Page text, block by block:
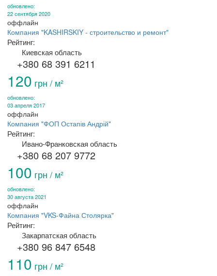
обновлено:
22 сентября 2020
оффлайн
Компания "KASHIRSKIY - строительство и ремонт"
Рейтинг:
Киевская область
+380 68 391 6211
120 грн / м²
обновлено:
03 апреля 2017
оффлайн
Компания "ФОП Остапів Андрій"
Рейтинг:
Ивано-Франковская область
+380 68 207 9772
100 грн / м²
обновлено:
30 августа 2021
оффлайн
Компания "VKS-Файна Столярка"
Рейтинг:
Закарпатская область
+380 96 847 6548
110 грн / м²